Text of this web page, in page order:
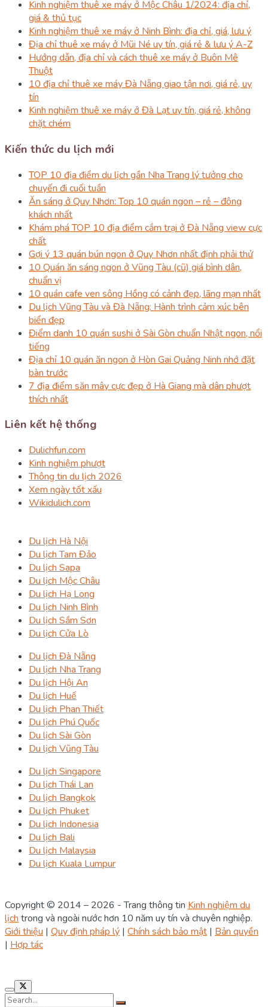
Kinh nghiệm thuê xe máy ở Mộc Châu 1/2024: địa chỉ,
giá & thủ tục
Kinh nghiệm thuê xe máy ở Ninh Bình: địa chỉ, giá, lưu ý
Địa chỉ thuê xe máy ở Mũi Né uy tín, giá rẻ & lưu ý A-Z
Hướng dẫn, địa chỉ và cách thuê xe máy ở Buôn Mê
Thuột
10 địa chỉ thuê xe máy Đà Nẵng giao tận nơi, giá rẻ, uy
tín
Kinh nghiệm thuê xe máy ở Đà Lạt uy tín, giá rẻ, không
chặt chém
Kiến thức du lịch mới
TOP 10 địa điểm du lịch gần Nha Trang lý tưởng cho
chuyến đi cuối tuần
Ăn sáng ở Quy Nhơn: Top 10 quán ngon – rẻ – đông
khách nhất
Khám phá TOP 10 địa điểm cắm trại ở Đà Nẵng view cực
chất
Gợi ý 13 quán bún ngon ở Quy Nhơn nhất định phải thử
10 Quán ăn sáng ngon ở Vũng Tàu (cũ) giá bình dân,
chuẩn vị
10 quán cafe ven sông Hồng có cảnh đẹp, lãng mạn nhất
Du lịch Vũng Tàu và Đà Nẵng: Hành trình cảm xúc bên
biển đẹp
Điểm danh 10 quán sushi ở Sài Gòn chuẩn Nhật ngon, nổi
tiếng
Địa chỉ 10 quán ăn ngon ở Hòn Gai Quảng Ninh nhớ đặt
bàn trước
7 địa điểm săn mây cực đẹp ở Hà Giang mà dân phượt
thích nhất
Liên kết hệ thống
Dulichfun.com
Kinh nghiệm phượt
Thông tin du lịch 2026
Xem ngày tốt xấu
Wikidulich.com
Du lịch Hà Nội
Du lịch Tam Đảo
Du lịch Sapa
Du lịch Mộc Châu
Du lịch Hạ Long
Du lịch Ninh Bình
Du lịch Sầm Sơn
Du lịch Cửa Lò
Du lịch Đà Nẵng
Du lịch Nha Trang
Du lịch Hội An
Du lịch Huế
Du lịch Phan Thiết
Du lịch Phú Quốc
Du lịch Sài Gòn
Du lịch Vũng Tàu
Du lịch Singapore
Du lịch Thái Lan
Du lịch Bangkok
Du lịch Phuket
Du lịch Indonesia
Du lịch Bali
Du lịch Malaysia
Du lịch Kuala Lumpur
Copyright © 2014 – 2026 - Trang thông tin Kinh nghiệm du
lịch trong và ngoài nước hơn 10 năm uy tín và chuyên nghiệp.
Giới thiệu | Quy định pháp lý | Chính sách bảo mật | Bản quyền
| Hợp tác